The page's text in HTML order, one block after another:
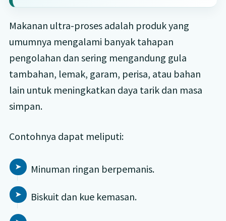
Makanan ultra-proses adalah produk yang
umumnya mengalami banyak tahapan
pengolahan dan sering mengandung gula
tambahan, lemak, garam, perisa, atau bahan
lain untuk meningkatkan daya tarik dan masa
simpan.
Contohnya dapat meliputi:
Minuman ringan berpemanis.
Biskuit dan kue kemasan.